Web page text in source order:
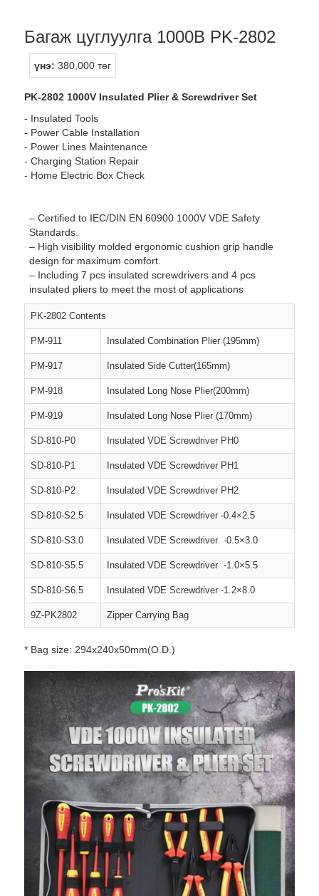
Багаж цуглуулга 1000В PK-2802
үнэ: 380,000 төг
PK-2802 1000V Insulated Plier & Screwdriver Set
- Insulated Tools
- Power Cable Installation
- Power Lines Maintenance
- Charging Station Repair
- Home Electric Box Check
– Certified to IEC/DIN EN 60900 1000V VDE Safety
Standards.
– High visibility molded ergonomic cushion grip handle
design for maximum comfort.
– Including 7 pcs insulated screwdrivers and 4 pcs
insulated pliers to meet the most of applications
PK-2802 Contents
PM-911 Insulated Combination Plier (195mm)
PM-917 Insulated Side Cutter(165mm)
PM-918 Insulated Long Nose Plier(200mm)
PM-919 Insulated Long Nose Plier (170mm)
SD-810-P0 Insulated VDE Screwdriver PH0
SD-810-P1 Insulated VDE Screwdriver PH1
SD-810-P2 Insulated VDE Screwdriver PH2
SD-810-S2.5 Insulated VDE Screwdriver -0.4×2.5
SD-810-S3.0 Insulated VDE Screwdriver -0.5×3.0
SD-810-S5.5 Insulated VDE Screwdriver -1.0×5.5
SD-810-S6.5 Insulated VDE Screwdriver -1.2×8.0
9Z-PK2802 Zipper Carrying Bag
* Bag size: 294x240x50mm(O.D.)